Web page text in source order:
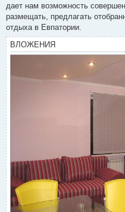
дает нам возможность
размещать, предлагать
отдыха в Евпатории.
ВЛОЖЕНИЯ